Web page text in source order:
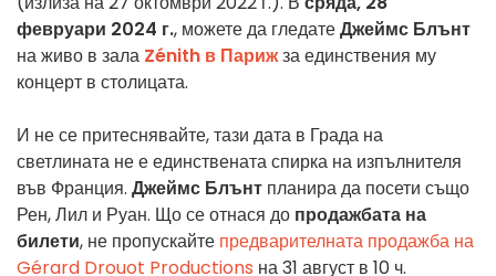
февруари 2024 г., можете да гледатеДжеймс Блънт
на живо в зала Zénith в Парижза единствения му
концерт в столицата.
И не се притеснявайте, тази дата в Града на
светлината не е единствената спирка на изпълнителя
във Франция. Джеймс Блънт планира да посети също
Рен, Лил и Руан. Що се отнася до продажбата на
билети, не пропускайте предварителната продажба на
Gérard Drouot Productions на 31 август в 10 ч.